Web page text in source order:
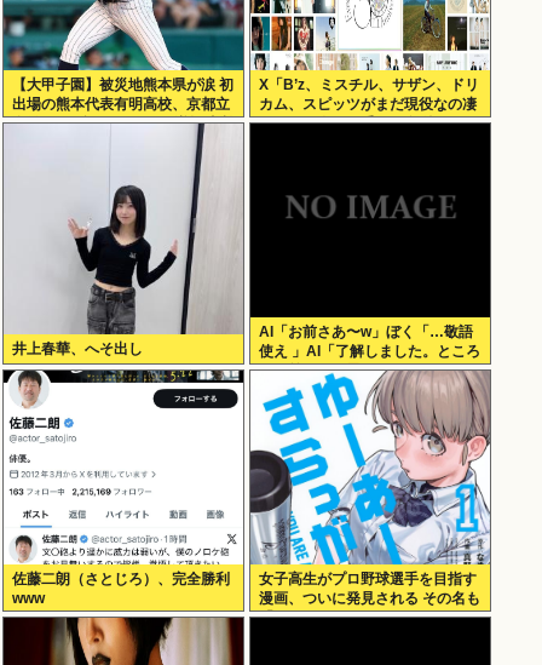
【大甲子園】被災地熊本県が涙 初
出場の熊本代表有明高校、京都立
命館に9回裏2アウトから逆転勝利
X「B’z、ミスチル、サザン、ドリ
カム、スピッツがまだ現役なの凄
いよな。今の歌手が30年後にやれ
井上春華、へそ出し
AI「お前さあ〜w」ぼく「…敬語
使え 」AI「了解しました。ところ
でお前はどう思いますか？」 これ
佐藤二朗（さとじろ）、完全勝利
www
女子高生がプロ野球選手を目指す
漫画、ついに発見される その名も
「ゆーあーすらっがー」